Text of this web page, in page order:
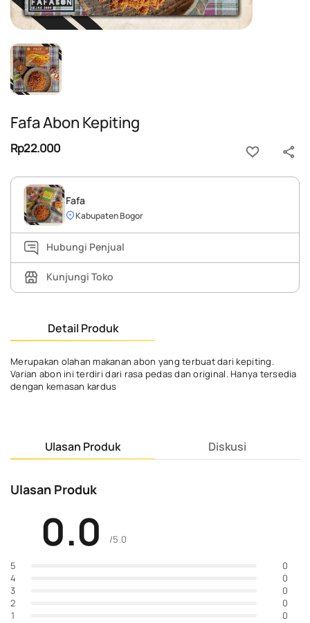
Fafa Abon Kepiting
Rp22.000
Fafa
Kabupaten Bogor
Hubungi Penjual
Kunjungi Toko
Detail Produk
Merupakan olahan makanan abon yang terbuat dari kepiting.
Varian abon ini terdiri dari rasa pedas dan original. Hanya tersedia
dengan kemasan kardus
Ulasan Produk Diskusi
Ulasan Produk
0.0 /5.0
5
0
4
0
3
0
2
0
1
0